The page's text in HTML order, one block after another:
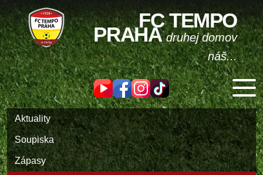
FC TEMPO
PRAHAdruhej domov
náš...
Aktuality
Soupiska
Zápasy